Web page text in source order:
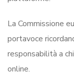
La Commissione
portavoce
responsabilità a
online.